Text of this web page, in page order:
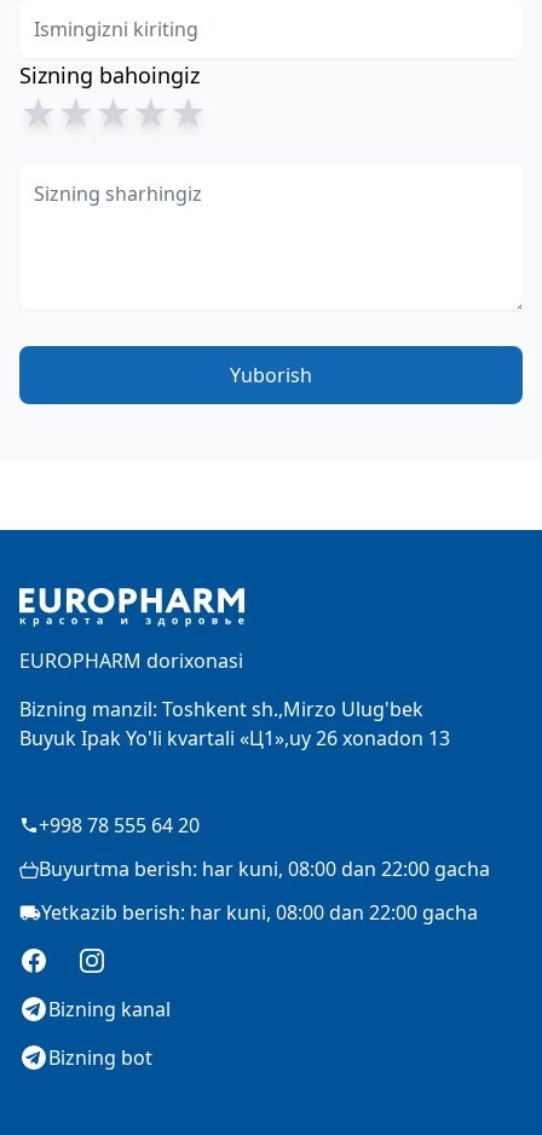
Sizning bahoingiz
★★★★★
Yuborish
EUROPHARM dorixonasi
Bizning manzil: Toshkent sh.,Mirzo Ulug'bek
Buyuk Ipak Yo'li kvartali «Ц1»,uy 26 xonadon 13
+998 78 555 64 20
Buyurtma berish: har kuni, 08:00 dan 22:00 gacha
Yetkazib berish: har kuni, 08:00 dan 22:00 gacha
FacebookInstagram
Bizning kanal
Bizning bot